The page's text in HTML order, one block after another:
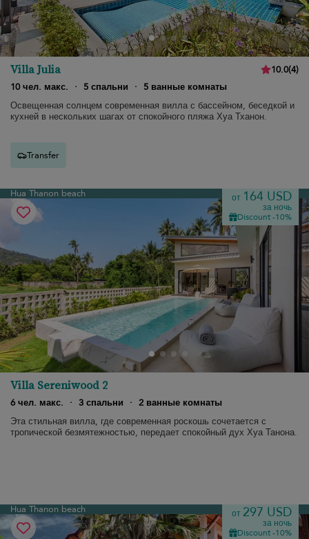
Villa Julia 10.0(4)
10 чел. макс.
· 5 спальни ·
5 ванные комнаты
Освещенная солнцем современная вилла с бассейном, беседкой и
кухней в нескольких шагах от спокойного пляжа Хуа Тханон.
Transfer
Hua Thanon beach от 164 USD
за ночь
Discount -10%
Villa Sereniwood 2
6 чел. макс. · 3 спальни · 2 ванные комнаты
Эта стильная вилла, где современная роскошь сочетается с
тропической безмятежностью, передает спокойный дух Хуа Танона.
Hua Thanon beach от 297 USD
за ночь
Discount -10%